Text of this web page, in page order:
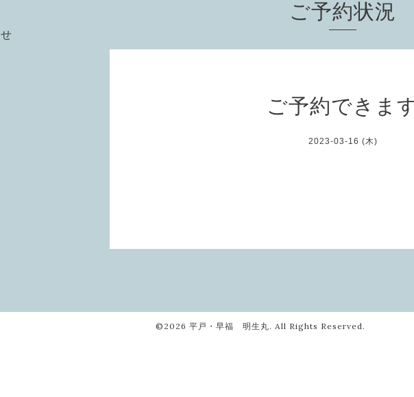
ご予約状況
ご予約できま
2023-03-16 (木)
©2026 平戸・早福 明生丸. All Rights Reserved.